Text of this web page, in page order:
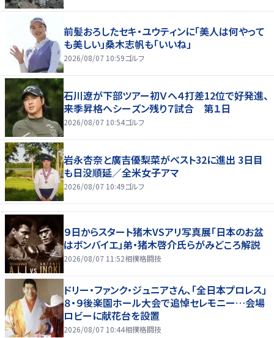
前髪おろしたセキ・ユウティンに「美人は何やって
も美しい」桑木志帆も「いいね」
2026/08/07 10:59ゴルフ
石川遼が下部ツアー初Ｖへ４打差12位で好発進、
来季昇格へシーズン残り７試合 第１日
2026/08/07 10:54ゴルフ
岩永杏奈と廣吉優梨菜がベスト32に進出 3日目
も日没順延／全米女子アマ
2026/08/07 10:49ゴルフ
９日からスタート猪木VSアリ写真展「日本のお盆
はボンバイエ」弟・猪木啓介氏らがみどころ解説
2026/08/07 11:52相撲格闘技
ドリー・ファンク・ジュニアさん、「全日本プロレス」
８・９後楽園ホール大会で追悼セレモニー…会場
ロビーに献花台を設置
2026/08/07 10:44相撲格闘技